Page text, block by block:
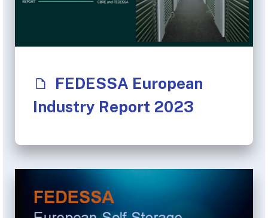
FEDESSA European
Industry Report 2023